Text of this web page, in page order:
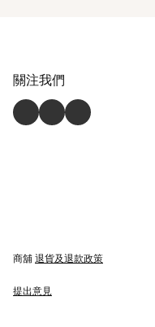
關注我們
商舖 退貨及退款政策
提出意見